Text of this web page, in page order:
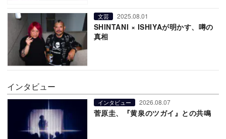
文芸 2025.08.01
SHINTANI × ISHIYAが明かす、噂の
真相
インタビュー
インタビュー 2026.08.07
菅原圭、『黄泉のツガイ』との共鳴